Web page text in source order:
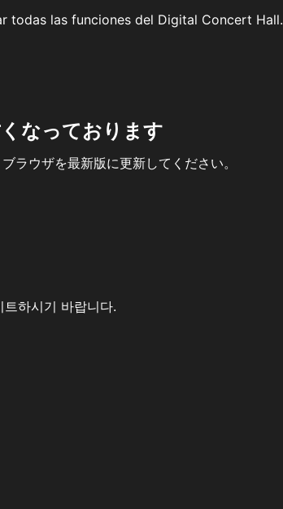
todas las funciones del Digital Concert Hall.
なっております
ラウザを最新版に更新してください。
하시기 바랍니다.